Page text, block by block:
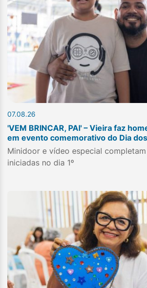
07.08.26
'VEM BRINCAR, PAI' – Vieira faz
em evento comemorativo do Dia
Minidoor e vídeo especial
iniciadas no dia 1º